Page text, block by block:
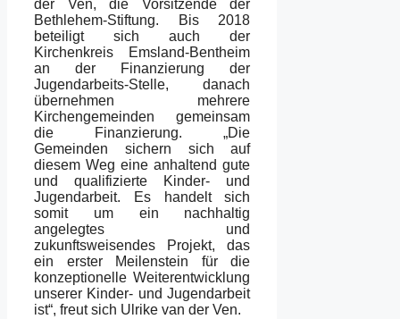
der Ven, die Vorsitzende der
Bethlehem-Stiftung. Bis 2018
beteiligt sich auch der
Kirchenkreis Emsland-Bentheim
an der Finanzierung der
Jugendarbeits-Stelle, danach
übernehmen mehrere
Kirchengemeinden gemeinsam
die Finanzierung. „Die
Gemeinden sichern sich auf
diesem Weg eine anhaltend gute
und qualifizierte Kinder- und
Jugendarbeit. Es handelt sich
somit um ein nachhaltig
angelegtes und
zukunftsweisendes Projekt, das
ein erster Meilenstein für die
konzeptionelle Weiterentwicklung
unserer Kinder- und Jugendarbeit
ist“, freut sich Ulrike van der Ven.